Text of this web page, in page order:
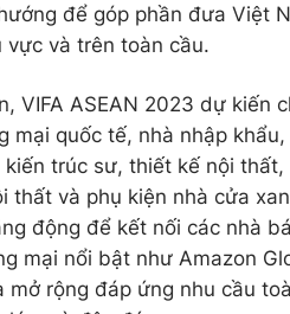
để góp phần đưa Việt
và trên toàn cầu.
VIFA ASEAN 2023 dự kiến
mại quốc tế, nhà nhập
kiến trúc sư, thiết kế nội
thất và phụ kiện nhà cửa
động để kết nối các nhà
mại nổi bật như Amazon
rộng đáp ứng nhu cầu